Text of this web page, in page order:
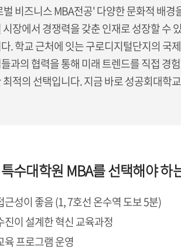
비즈니스 MBA전공' 다양한 문화적 배
시장에서 경쟁력을 갖춘 인재로 성장할 수
. 학교 근처에 잇는 구로디지털단지의 국
과의 협력을 통해 미래 트렌드를 직접 경
최적의 선택입니다. 지금 바로 성공회대학
수대학원 MBA를 선택해야 하
근성이 좋음 (1, 7호선 온수역 도보 5분)
진이 설계한 혁신 교육과정
육 프로그램 운영